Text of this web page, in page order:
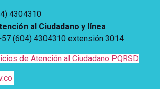
sobre Accesibilidad
4304310
al Ciudadano y línea
(604) 4304310 extensión 3014
de Atención al Ciudadano PQRSD